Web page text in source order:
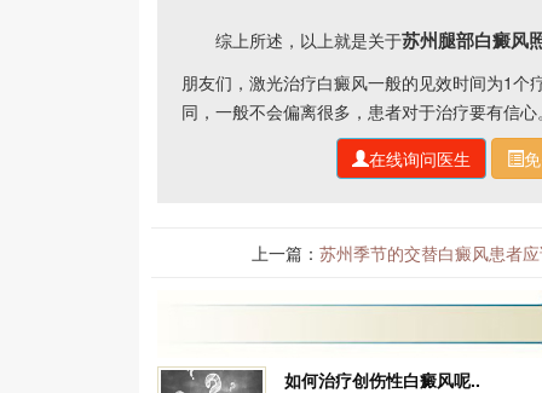
综上所述，以上就是关于苏州腿部白癜风
朋友们，激光治疗白癜风一般的见效时间为1
同，一般不会偏离很多，患者对于治疗要有信心
在线询问医生
上一篇： 苏州季节的交替白癜风患者
如何治疗创伤性白癜风呢..